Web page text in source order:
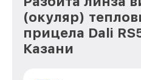
(окуляр)
прицела Dali
Казани